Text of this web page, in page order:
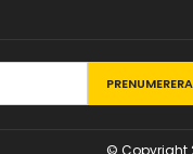
© Copyright